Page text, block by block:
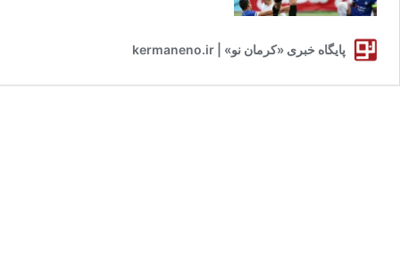
پایگاه خبری «کرمان نو» | kermaneno.ir